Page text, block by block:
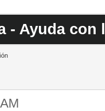
- Ayuda con